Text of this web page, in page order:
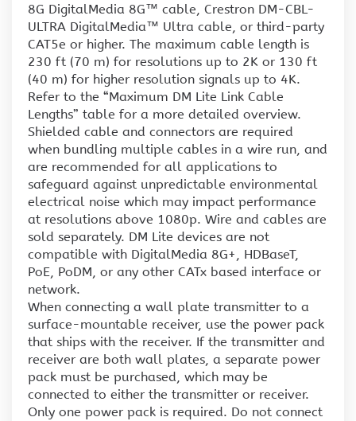
8G DigitalMedia 8G™ cable, Crestron DM-CBL-
ULTRA DigitalMedia™ Ultra cable, or third-party
CAT5e or higher. The maximum cable length is
230 ft (70 m) for resolutions up to 2K or 130 ft
(40 m) for higher resolution signals up to 4K.
Refer to the “Maximum DM Lite Link Cable
Lengths” table for a more detailed overview.
Shielded cable and connectors are required
when bundling multiple cables in a wire run, and
are recommended for all applications to
safeguard against unpredictable environmental
electrical noise which may impact performance
at resolutions above 1080p. Wire and cables are
sold separately. DM Lite devices are not
compatible with DigitalMedia 8G+, HDBaseT,
PoE, PoDM, or any other CATx based interface or
network.
When connecting a wall plate transmitter to a
surface-mountable receiver, use the power pack
that ships with the receiver. If the transmitter and
receiver are both wall plates, a separate power
pack must be purchased, which may be
connected to either the transmitter or receiver.
Only one power pack is required. Do not connect